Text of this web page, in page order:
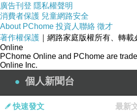
廣告刊登 隱私權聲明
消費者保護 兒童網路安全
About PChome 投資人聯絡 徵才
著作權保護 ｜網路家庭版權所有、轉載
Online
PChome Online and PChome are
Online Inc.
個人新聞台
快速發文 最新